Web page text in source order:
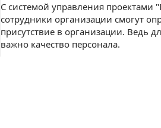
С системой управления проектами
сотрудники организации смогут
присутствие в организации. Ведь
важно качество персонала.